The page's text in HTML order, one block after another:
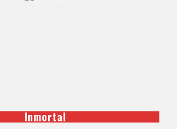
Inmortal